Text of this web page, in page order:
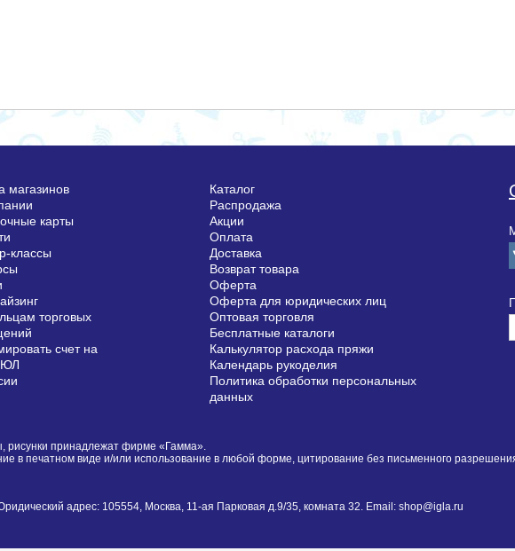
магазинов
карты
классы
торговых
счет на
ЮЛ
Каталог
Распродажа
Акции
Оплата
Доставка
Возврат товара
Оферта
Оферта для юридических лиц
Оптовая торговля
Бесплатные каталоги
Калькулятор расхода пряжи
Календарь рукоделия
Политика обработки персональных
данных
рисунки принадлежат фирме «Гамма».
в печатном виде и/или использование в любой форме, цитирование без письменного
адрес: 105554, Москва, 11-ая Парковая д.9/35, комната 32. Email: shop@igla.ru